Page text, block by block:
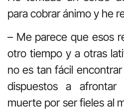
para cobrar ánimo y he
– Me parece que esos
otro tiempo y a otras
no es tan fácil
dispuestos a
muerte por ser fieles al